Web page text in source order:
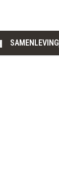
SAMENLEVING